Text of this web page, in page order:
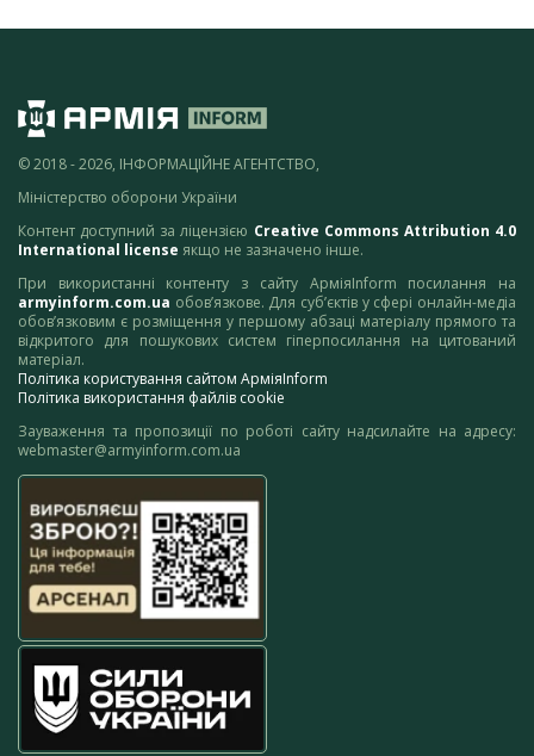
© 2018 - 2026, ІНФОРМАЦІЙНЕ АГЕНТСТВО,
Міністерство оборони України
Контент доступний за ліцензією Creative Commons Attribution 4.0
International license якщо не зазначено інше.
При використанні контенту з сайту АрміяInform посилання на
armyinform.com.ua обов’язкове. Для суб’єктів у сфері онлайн-медіа
обов’язковим є розміщення у першому абзаці матеріалу прямого та
відкритого для пошукових систем гіперпосилання на цитований
матеріал.
Політика користування сайтом АрміяInform
Політика використання файлів cookie
Зауваження та пропозиції по роботі сайту надсилайте на адресу:
webmaster@armyinform.com.ua